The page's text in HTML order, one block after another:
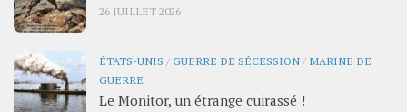
26 JUILLET 2026
ÉTATS-UNIS /GUERRE DE SÉCESSION / MARINE DE
GUERRE
Le Monitor, un étrange cuirassé !